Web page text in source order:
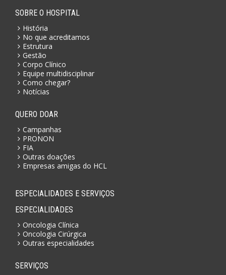
SOBRE O HOSPITAL
História
No que acreditamos
Estrutura
Gestão
Corpo Clínico
Equipe multidisciplinar
Como chegar?
Notícias
QUERO DOAR
Campanhas
PRONON
FIA
Outras doações
Empresas amigas do HCL
ESPECIALIDADES E SERVIÇOS
ESPECIALIDADES
Oncologia Clínica
Oncologia Cirúrgica
Outras especialidades
SERVIÇOS